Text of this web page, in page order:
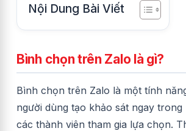
Nội Dung Bài Viết
Bình chọn trên Zalo là gì?
Bình chọn trên Zalo là một tính
người dùng tạo khảo sát ngay
các thành viên tham gia lựa chọn.